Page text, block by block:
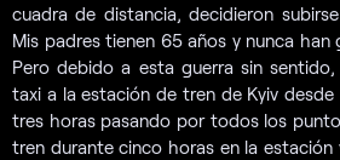
cuadra de distancia, decidieron
Mis padres tienen 65 años y nunca han
Pero debido a esta guerra sin
taxi a la estación de tren de Kyiv desde
tres horas pasando por todos los
tren durante cinco horas en la estación